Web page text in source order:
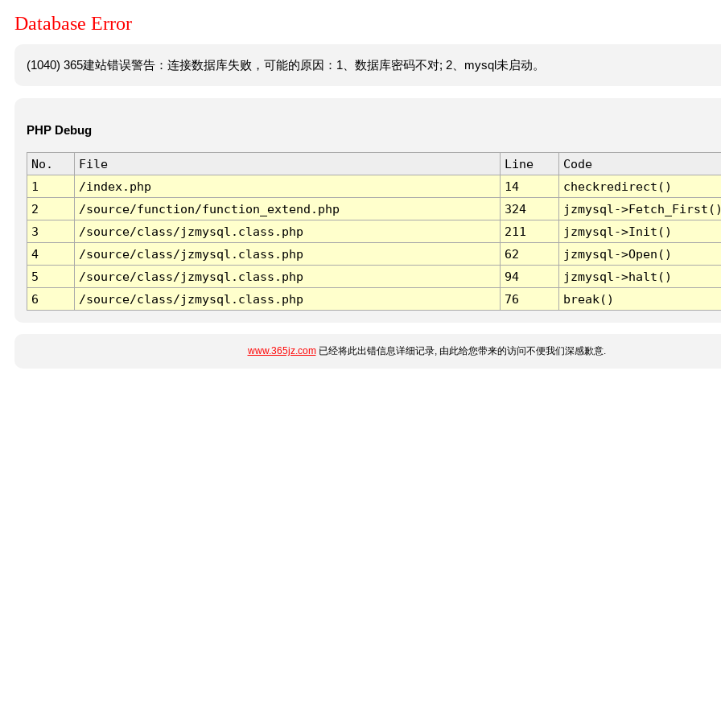
Database Error
(1040) 365建站错误警告：连接数据库失败，可能的原因：1、数据库密码不对; 2、mysql未启动。
PHP Debug
No. File Line
Code
1
/index.php 14
checkredirect()
2
/source/function/function_extend.php 324
jzmysql-
3
/source/class/jzmysql.class.php 211
jzmysql->Init()
4
/source/class/jzmysql.class.php 62
jzmysql->Open()
5
/source/class/jzmysql.class.php 94
jzmysql->halt()
6
/source/class/jzmysql.class.php 76 break()
www.365jz.com已经将此出错信息详细记录, 由此给您带来的访问不便我们深感歉意.